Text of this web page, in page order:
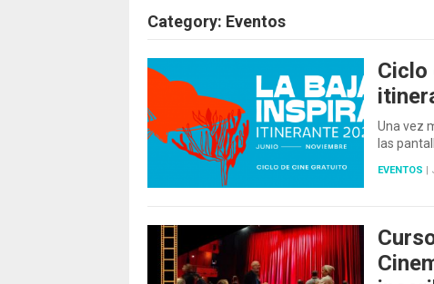
Category: Eventos
Ciclo
Una vez
las
EVENTOS |
POSTS NAVIGATION